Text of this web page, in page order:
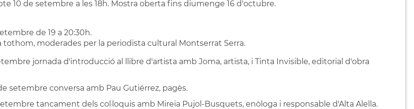
10 de setembre a les 18h. Mostra oberta fins diumenge 16 d'octubre.
de 19 a 20:30h.
tothom, moderades per la periodista cultural Montserrat Serra.
jornada d'introducció al llibre d'artista amb Joma, artista, i Tinta Invisible, editorial d'obra
setembre conversa amb Pau Gutiérrez, pagès.
tancament dels col·loquis amb Mireia Pujol-Busquets, enòloga i responsable d'Alta Alella.